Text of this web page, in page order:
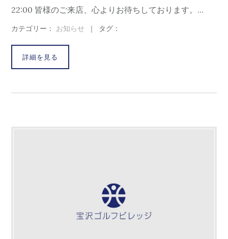
22:00 皆様のご来店、心よりお待ちしております。...
カテゴリー： お知らせ ｜ タグ：
詳細を見る